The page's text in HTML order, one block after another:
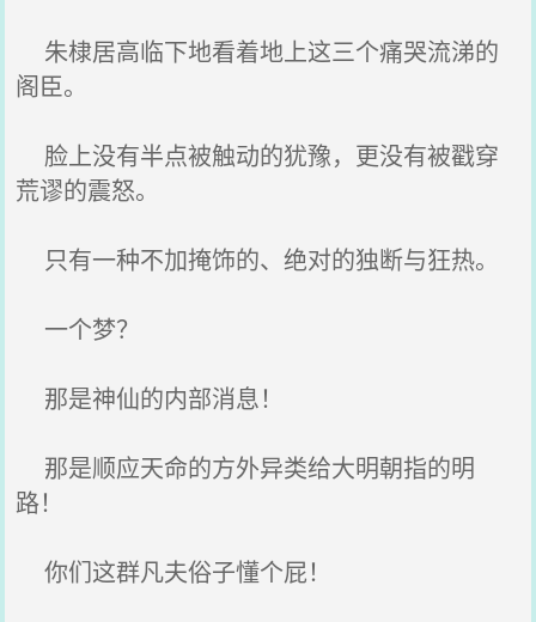
朱棣居高临下地看着地上这三个痛哭流涕的
阁臣。
脸上没有半点被触动的犹豫，更没有被戳穿
荒谬的震怒。
只有一种不加掩饰的、绝对的独断与狂热。
一个梦？
那是神仙的内部消息！
那是顺应天命的方外异类给大明朝指的明
路！
你们这群凡夫俗子懂个屁！